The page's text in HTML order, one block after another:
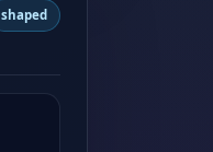
shaped